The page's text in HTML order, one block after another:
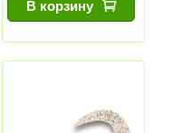
В корзину